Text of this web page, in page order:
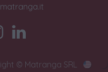
© Matranga SRL